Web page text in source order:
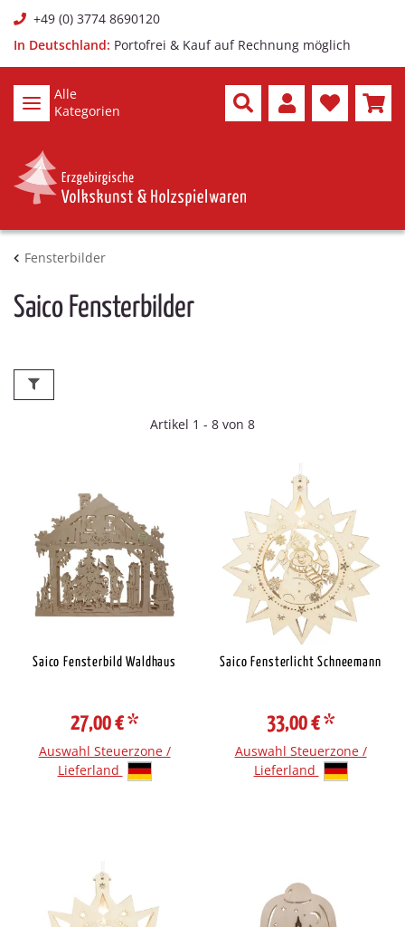
+49 (0) 3774 8690120
In Deutschland: Portofrei & Kauf auf Rechnung möglich
Alle
Kategorien
Fensterbilder
Saico Fensterbilder
Artikel 1 - 8 von 8
Saico Fensterbild Waldhaus
27,00 €*
Auswahl Steuerzone /
Lieferland
Saico Fensterlicht Schneemann
33,00 €*
Auswahl Steuerzone /
Lieferland